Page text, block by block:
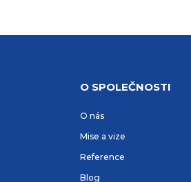
O SPOLEČNOSTI
O nás
Mise a vize
Reference
Blog